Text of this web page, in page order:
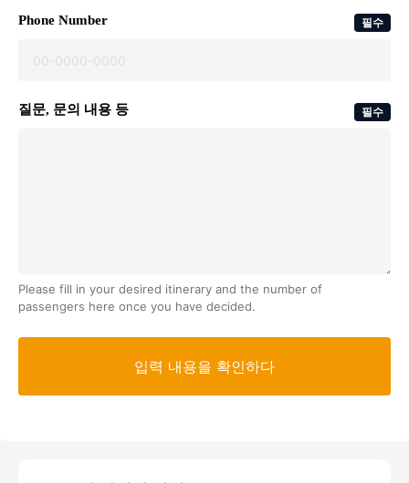
Phone Number 필수
질문, 문의 내용 등 필수
Please fill in your desired itinerary and the number of
passengers here once you have decided.